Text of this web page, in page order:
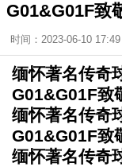
G01&G01F致
时间：2023-06-10 17:49
缅怀著名传奇
G01&G01F致
缅怀著名传奇
G01&G01F致
缅怀著名传奇